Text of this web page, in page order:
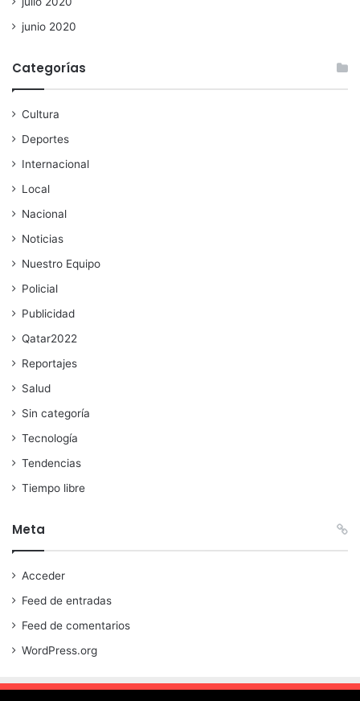
junio 2020
Categorías
Cultura
Deportes
Internacional
Local
Nacional
Noticias
Nuestro Equipo
Policial
Publicidad
Qatar2022
Reportajes
Salud
Sin categoría
Tecnología
Tendencias
Tiempo libre
Meta
Acceder
Feed de entradas
Feed de comentarios
WordPress.org